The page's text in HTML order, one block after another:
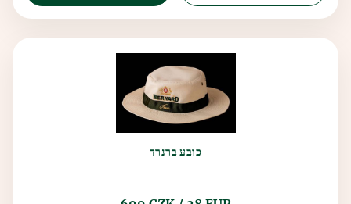
כובע ברנרד